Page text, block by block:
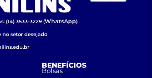
(14) 3533-3229 (WhatsApp)
setor desejado
BENEFÍCIOS
Bolsas